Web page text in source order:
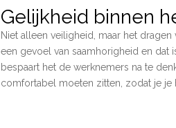
Gelijkheid binnen
Niet alleen veiligheid, maar het
een gevoel van saamhorigheid en dat
bespaart het de werknemers na te
comfortabel moeten zitten, zodat je je